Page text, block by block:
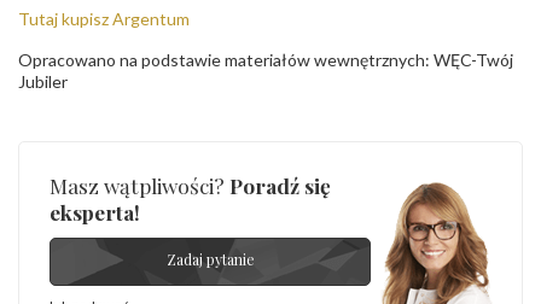
Tutaj kupisz Argentum
Opracowano na podstawie materiałów wewnętrznych: WĘC-Twój
Jubiler
Masz wątpliwości? Poradź się
eksperta!
Zadaj pytanie